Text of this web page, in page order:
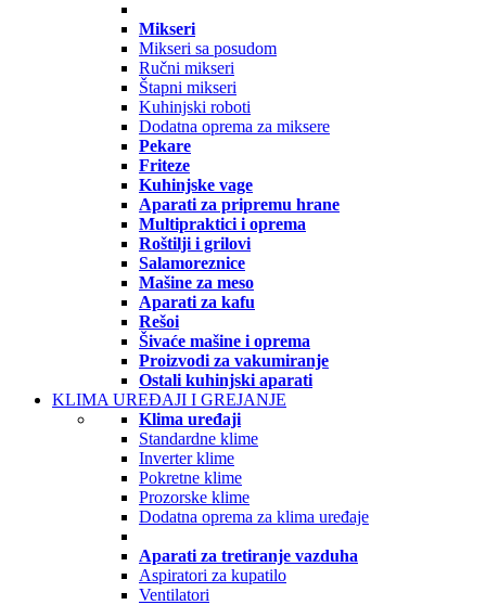
Mikseri
Mikseri sa posudom
Ručni mikseri
Štapni mikseri
Kuhinjski roboti
Dodatna oprema za miksere
Pekare
Friteze
Kuhinjske vage
Aparati za pripremu hrane
Multipraktici i oprema
Roštilji i grilovi
Salamoreznice
Mašine za meso
Aparati za kafu
Rešoi
Šivaće mašine i oprema
Proizvodi za vakumiranje
Ostali kuhinjski aparati
KLIMA UREĐAJI I GREJANJE
Klima uređaji
Standardne klime
Inverter klime
Pokretne klime
Prozorske klime
Dodatna oprema za klima uređaje
Aparati za tretiranje vazduha
Aspiratori za kupatilo
Ventilatori